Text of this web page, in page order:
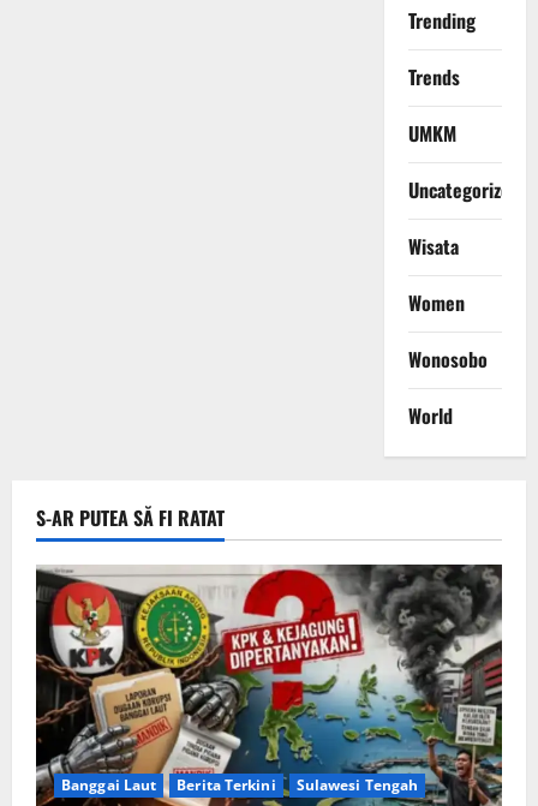
Trending
Trends
UMKM
Uncategorized
Wisata
Women
Wonosobo
World
S-AR PUTEA SĂ FI RATAT
Banggai Laut Berita Terkini Sulawesi Tengah